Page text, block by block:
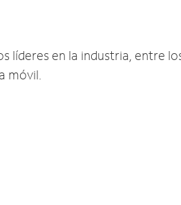
líderes en la industria, entre
móvil.